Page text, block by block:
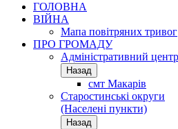
ГОЛОВНА
ВІЙНА
Мапа повітряних тривог
ПРО ГРОМАДУ
Aдміністративний центр
Назад
смт Макарів
Старостинські округи
(Населені пункти)
Назад